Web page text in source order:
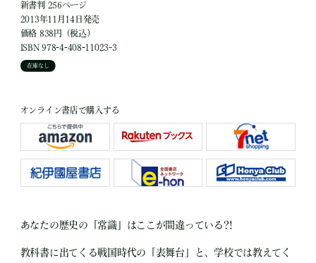
新書判 256ページ
2013年11月14日発売
価格 838円（税込）
ISBN 978-4-408-11023-3
在庫なし
オンライン書店で購入する
あなたの歴史の「常識」はここが間違っている?!
教科書に出てくる戦国時代の「表舞台」と、学校では教えてく